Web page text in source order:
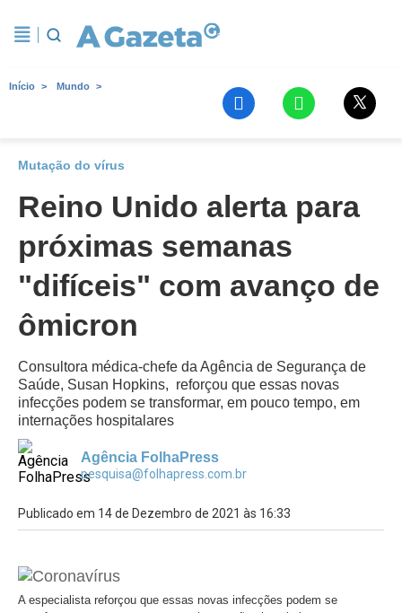
Início Mundo
Mutação do vírus
Reino Unido alerta para
próximas semanas
"difíceis" com avanço de
ômicron
Consultora médica-chefe da Agência de Segurança de
Saúde, Susan Hopkins, reforçou que essas novas
infecções podem se transformar, em pouco tempo, em
internações hospitalares
Agência FolhaPress
pesquisa@folhapress.com.br
Publicado em 14 de Dezembro de 2021 às 16:33
A especialista reforçou que essas novas infecções podem se